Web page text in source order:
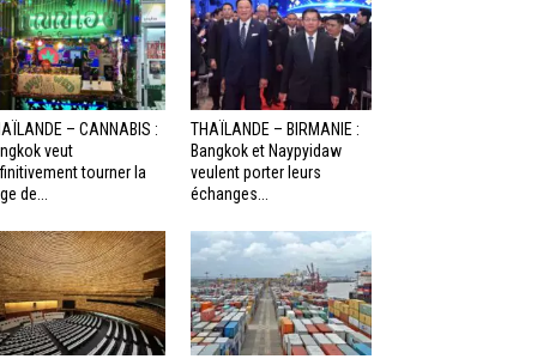
– CANNABIS :
veut
tourner la
de...
THAÏLANDE – BIRMANIE :
Bangkok et Naypyidaw
veulent porter leurs
échanges...